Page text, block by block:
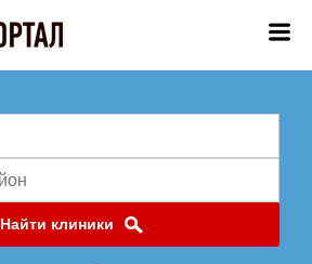
Найти клиники